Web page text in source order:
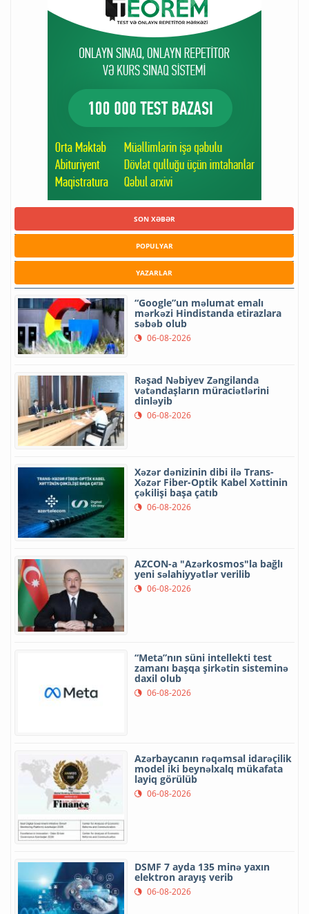
SON XƏBƏR
POPULYAR
YAZARLAR
“Google”un məlumat emalı
mərkəzi Hindistanda etirazlara
səbəb olub
06-08-2026
Rəşad Nəbiyev Zəngilanda
vətəndaşların müraciətlərini
dinləyib
06-08-2026
Xəzər dənizinin dibi ilə Trans-
Xəzər Fiber-Optik Kabel Xəttinin
çəkilişi başa çatıb
06-08-2026
AZCON-a "Azərkosmos"la bağlı
yeni səlahiyyətlər verilib
06-08-2026
“Meta”nın süni intellekti test
zamanı başqa şirkətin sisteminə
daxil olub
06-08-2026
Azərbaycanın rəqəmsal idarəçilik
model iki beynəlxalq mükafata
layiq görülüb
06-08-2026
DSMF 7 ayda 135 minə yaxın
elektron arayış verib
06-08-2026